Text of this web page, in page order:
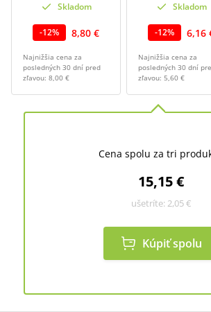
Skladom
-12% 8,80 €
Najnižšia cena za
posledných 30 dní pred
zľavou: 8,00 €
Skladom
-12% 6,16
Najnižšia cena za
posledných 30 dní
zľavou: 5,60 €
Cena spolu za tri
15,15 €
ušetríte: 2,05 €
Kúpiť spolu